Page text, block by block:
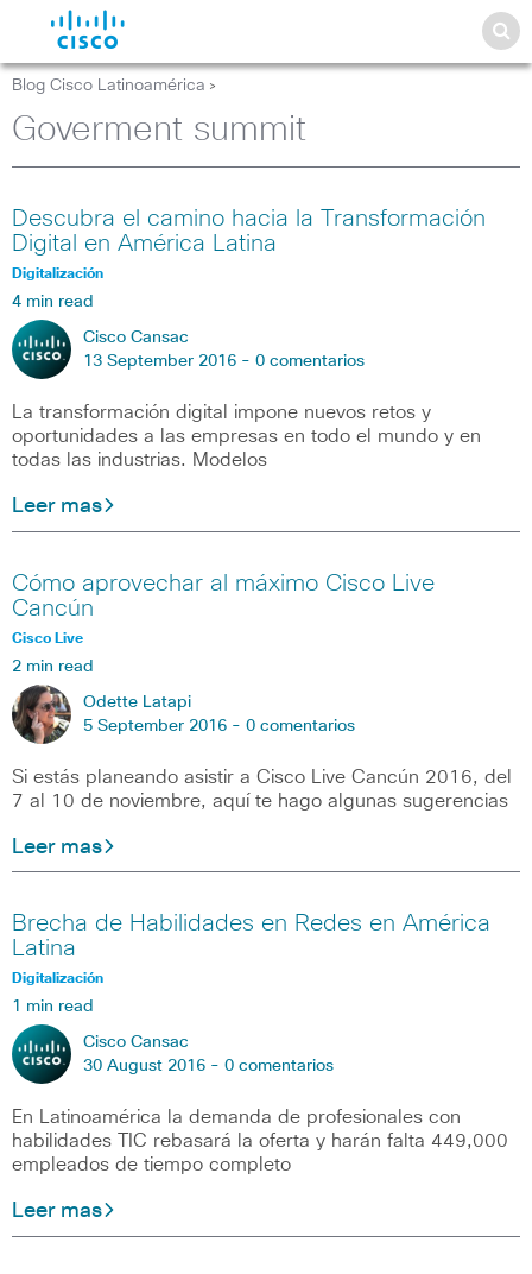
Blog Cisco Latinoamérica >
Goverment summit
Descubra el camino hacia la Transformación
Digital en América Latina
Digitalización
4 min read
Cisco Cansac
13 September 2016 - 0 comentarios
La transformación digital impone nuevos retos y
oportunidades a las empresas en todo el mundo y en
todas las industrias. Modelos
Leer mas
Cómo aprovechar al máximo Cisco Live
Cancún
Cisco Live
2 min read
Odette Latapi
5 September 2016 - 0 comentarios
Si estás planeando asistir a Cisco Live Cancún 2016, del
7 al 10 de noviembre, aquí te hago algunas sugerencias
Leer mas
Brecha de Habilidades en Redes en América
Latina
Digitalización
1 min read
Cisco Cansac
30 August 2016 - 0 comentarios
En Latinoamérica la demanda de profesionales con
habilidades TIC rebasará la oferta y harán falta 449,000
empleados de tiempo completo
Leer mas